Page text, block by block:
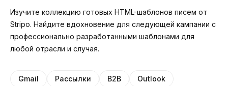
Изучите коллекцию готовых HTML-шаблонов писем от
Stripo. Найдите вдохновение для следующей кампании с
профессионально разработанными шаблонами для
любой отрасли и случая.
Gmail Рассылки B2B
Outlook